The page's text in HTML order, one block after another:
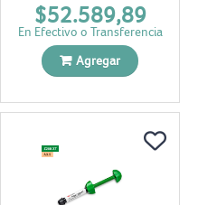
En Efectivo o Transferencia
$52.589,89
Agregar